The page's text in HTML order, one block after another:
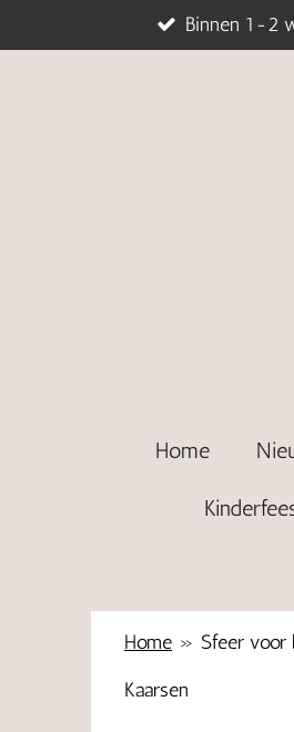
direct
Binnen 1-2
Home
Home » Sfeer voor
Kaarsen